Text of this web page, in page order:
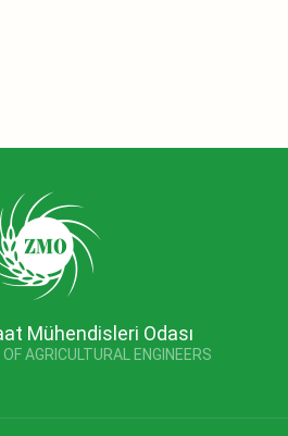
Mühendisleri Odası
AGRICULTURAL ENGINEERS